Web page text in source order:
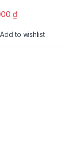
₫
Add to wishlist